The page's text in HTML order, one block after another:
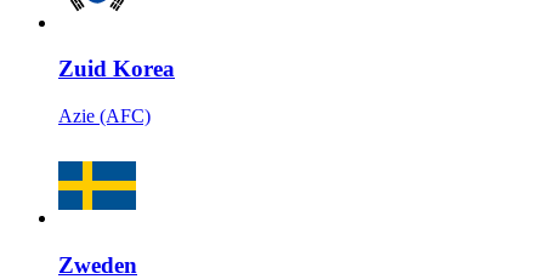
Zuid Korea
Azie (AFC)
Zweden